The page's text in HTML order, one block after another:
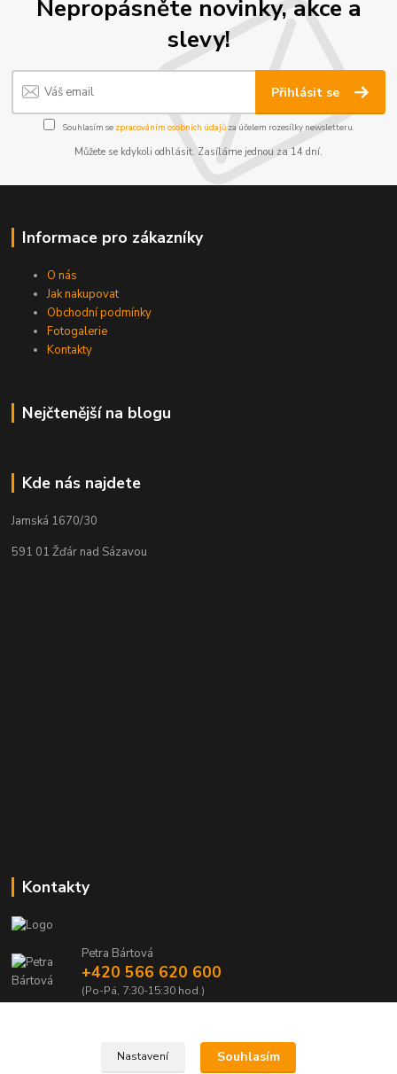
Nepropásněte novinky, akce a
slevy!
Přihlásit se
Souhlasím se zpracováním osobních údajůza účelem rozesílky newsletteru.
Můžete se kdykoli odhlásit. Zasíláme jednou za 14 dní.
Informace pro zákazníky
O nás
Jak nakupovat
Obchodní podmínky
Fotogalerie
Kontakty
Nejčtenější na blogu
Kde nás najdete
Jamská 1670/30
591 01 Žďár nad Sázavou
Kontakty
Petra Bártová
+420 566 620 600
(Po-Pá, 7:30-15:30 hod.)
Nastavení Souhlasím